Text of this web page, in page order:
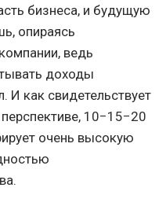
бизнеса, и будущую
опираясь
ведь
доходы
И как свидетельствует
10−15−20
очень высокую